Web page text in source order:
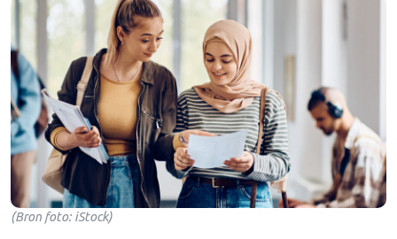
(Bron foto: iStock)